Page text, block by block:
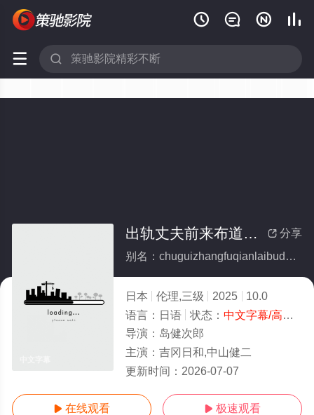
   
 
 分享
出轨丈夫前来布道却与朋友合拍
别名：chuguizhangfuqianlaibudaoqueyupengyouhepai
日本 伦理,三级 2025
10.0
语言： 日语 状态： 中文字幕/高清
导演： 岛健次郎
主演： 吉冈日和,中山健二
更新时间： 2026-07-07
 在线观看  极速观看